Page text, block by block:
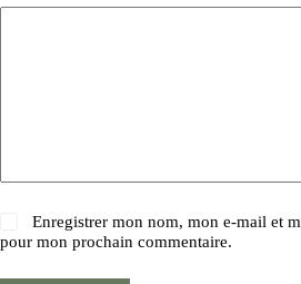
Enregistrer mon nom, mon e-mail et
pour mon prochain commentaire.